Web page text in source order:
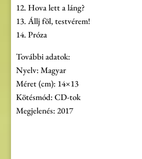
12. Hova lett a láng?
13. Állj föl, testvérem!
14. Próza
További adatok:
Nyelv: Magyar
Méret (cm): 14×13
Kötésmód: CD-tok
Megjelenés: 2017